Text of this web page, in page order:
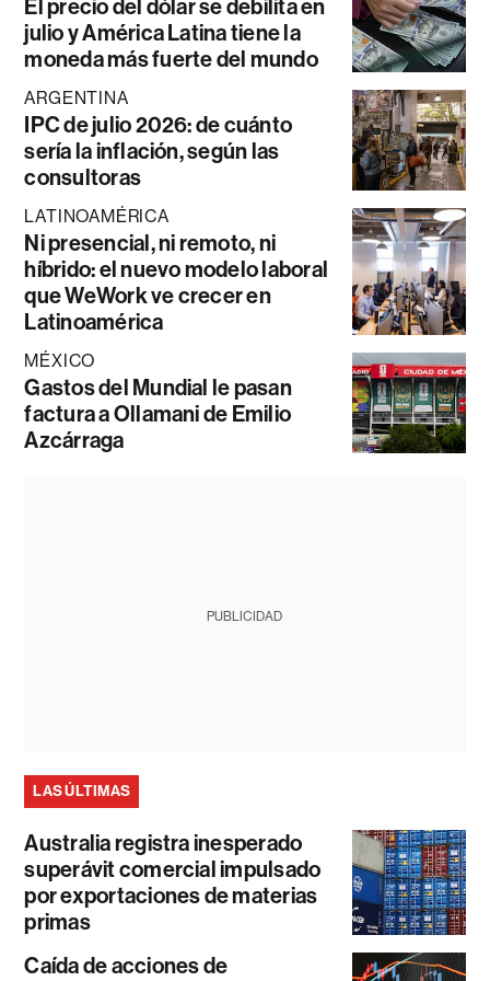
El precio del dólar se debilita en
julio y América Latina tiene la
moneda más fuerte del mundo
ARGENTINA
IPC de julio 2026: de cuánto
sería la inflación, según las
consultoras
LATINOAMÉRICA
Ni presencial, ni remoto, ni
híbrido: el nuevo modelo laboral
que WeWork ve crecer en
Latinoamérica
MÉXICO
Gastos del Mundial le pasan
factura a Ollamani de Emilio
Azcárraga
PUBLICIDAD
LAS ÚLTIMAS
Australia registra inesperado
superávit comercial impulsado
por exportaciones de materias
primas
Caída de acciones de